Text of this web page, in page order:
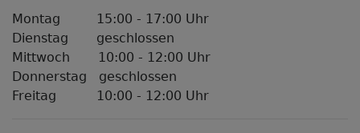
Montag 15:00 - 17:00 Uhr
Dienstag geschlossen
Mittwoch 10:00 - 12:00 Uhr
Donnerstag geschlossen
Freitag 10:00 - 12:00 Uhr